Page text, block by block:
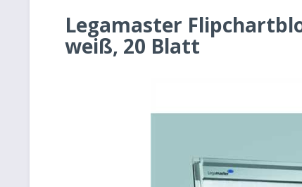
Legamaster
weiß, 20 Blatt